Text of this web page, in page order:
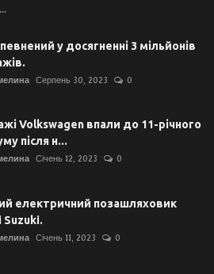
у досягненні 3 мільйонів
Серпень 30, 2023 0
Volkswagen впали до 11-річного
після н...
Січень 12, 2023 0
електричний позашляховик
Suzuki.
Січень 11, 2023 0